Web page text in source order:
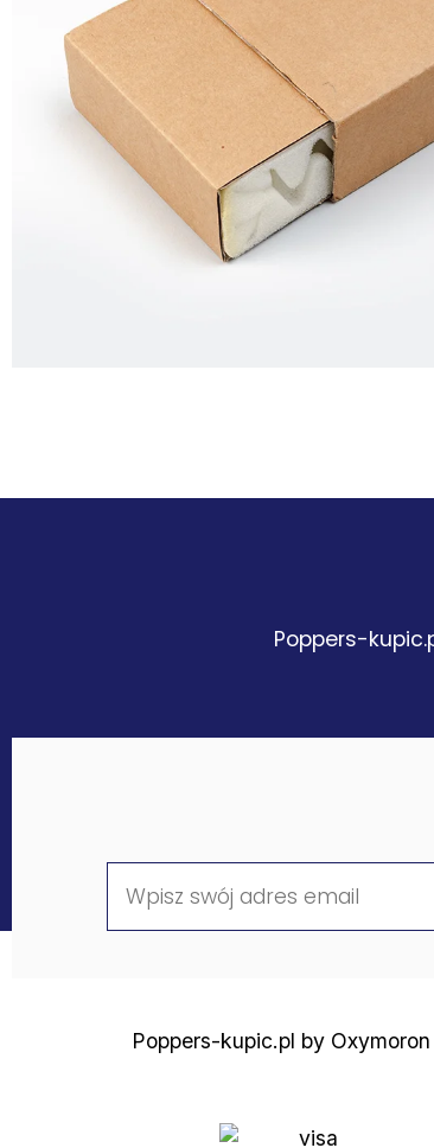
Poppers-
Poppers-kupic.pl by Oxymoron